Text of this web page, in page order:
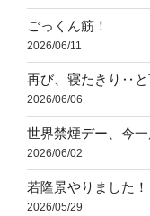
ごっくん筋！
2026/06/11
再び、寝たきり‥と
2026/06/06
世界禁煙デー、今
2026/06/02
若隆景やりました！
2026/05/29